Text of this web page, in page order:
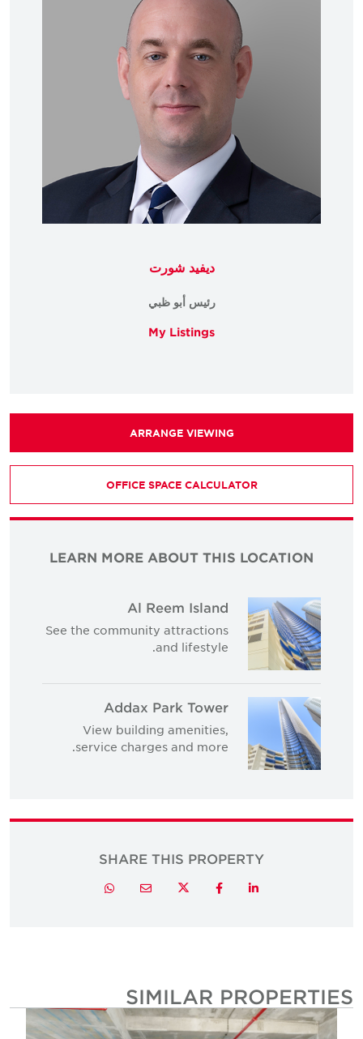
ديفيد شورت
رئيس أبو ظبي
My Listings
ARRANGE VIEWING
OFFICE SPACE CALCULATOR
LEARN MORE ABOUT THIS LOCATION
Al Reem Island
See the community attractions
and lifestyle.
Addax Park Tower
View building amenities,
service charges and more.
SHARE THIS PROPERTY
LinkedIn
Facebook
Twitter
Email
Whatsapp
SIMILAR PROPERTIES